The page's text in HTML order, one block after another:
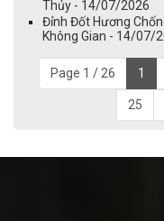
Thủy - 14/07/2026
Đỉnh Đốt Hương
Không Gian - 14/07/
Page 1 / 26 1
25